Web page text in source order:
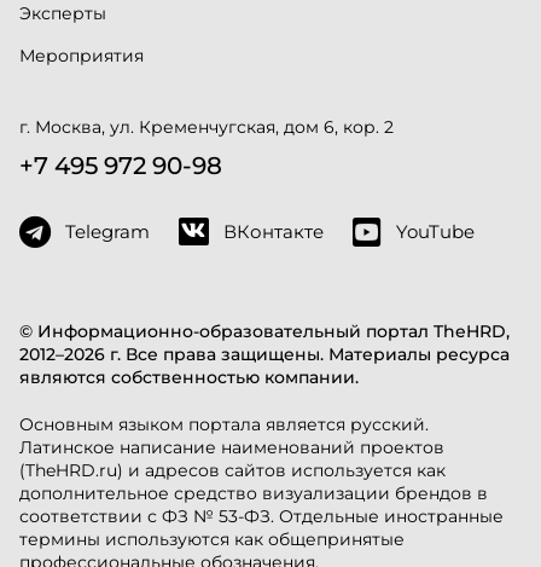
© Информационно-образовательный портал TheHRD,
2012–2026 г. Все права защищены. Материалы ресурса
являются собственностью компании.
Основным языком портала является русский.
Латинское написание наименований проектов
(TheHRD.ru) и адресов сайтов используется как
дополнительное средство визуализации брендов в
соответствии с ФЗ № 53-ФЗ. Отдельные иностранные
термины используются как общепринятые
профессиональные обозначения.
Эксперты
Мероприятия
г. Москва, ул. Кременчугская, дом 6, кор. 2
+7 495 972 90-98
Telegram ВКонтакте YouTube